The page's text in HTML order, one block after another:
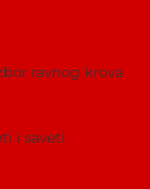
ravnog krova
i saveti